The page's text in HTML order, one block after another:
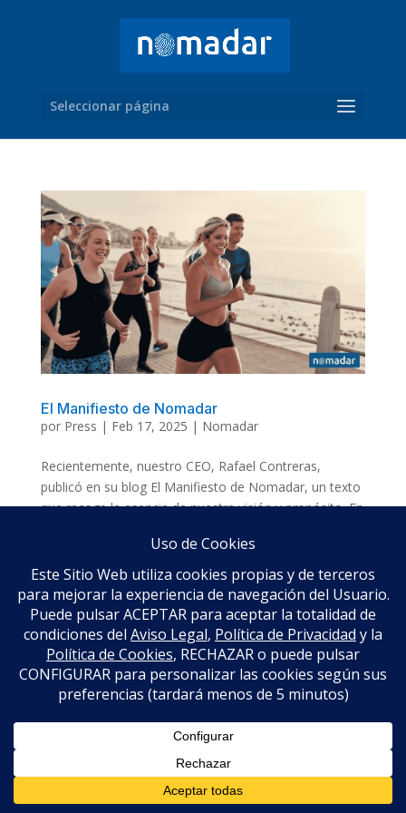
Seleccionar página
El Manifiesto de Nomadar
por Press | Feb 17, 2025 | Nomadar
Recientemente, nuestro CEO, Rafael Contreras,
publicó en su blog El Manifiesto de Nomadar, un texto
que recoge la esencia de nuestra visión y propósito. En
ser humano como un explorador nato, un nómada
físico y...
Propiedad de www.nomadar.com | Diseño por
www.treceochenta.es |Aviso Legal|Política de
Privacidad|Política de cookies